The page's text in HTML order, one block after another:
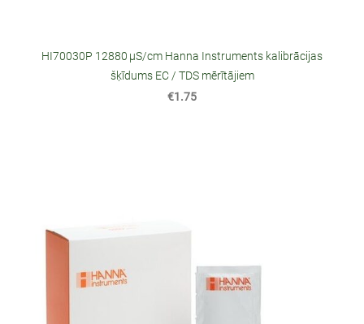
HI70030P 12880 µS/cm Hanna Instruments kalibrācijas
šķīdums EC / TDS mērītājiem
€1.75